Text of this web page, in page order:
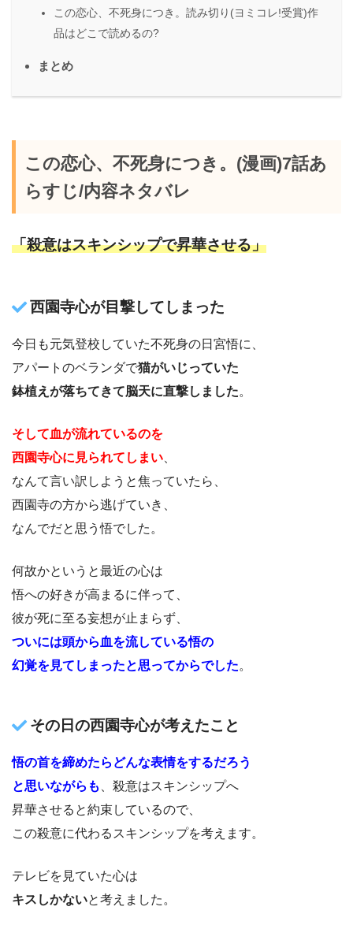
この恋心、不死身につき。読み切り(ヨミコレ!受賞)作
品はどこで読めるの?
まとめ
この恋心、不死身につき。(漫画)7話あ
らすじ/内容ネタバレ
「殺意はスキンシップで昇華させる」
西園寺心が目撃してしまった
今日も元気登校していた不死身の日宮悟に、
アパートのベランダで猫がいじっていた
鉢植えが落ちてきて脳天に直撃しました。
そして血が流れているのを
西園寺心に見られてしまい
なんて言い訳しようと焦っていたら、
西園寺の方から逃げていき、
なんでだと思う悟でした。
何故かというと最近の心は
悟への好きが高まるに伴って、
彼が死に至る妄想が止まらず、
ついには頭から血を流している悟の
幻覚を見てしまったと思ってからでした。
その日の西園寺心が考えたこと
悟の首を締めたらどんな表情をするだろう
と思いながらも 、殺意はスキンシップへ
昇華させると約束しているので、
この殺意に代わるスキンシップを考えます。
テレビを見ていた心は
キスしかないと考えました。